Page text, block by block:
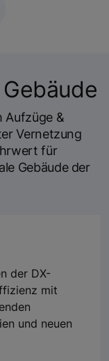
Aufzüge &
Vernetzung
für
Gebäude der
der DX-
mit
und neuen